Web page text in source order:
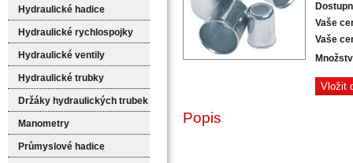
Hydraulické hadice
Hydraulické rychlospojky
Hydraulické ventily
Hydraulické trubky
Držáky hydraulických trubek
Manometry
Průmyslové hadice
Vaše
Vaše
Popis